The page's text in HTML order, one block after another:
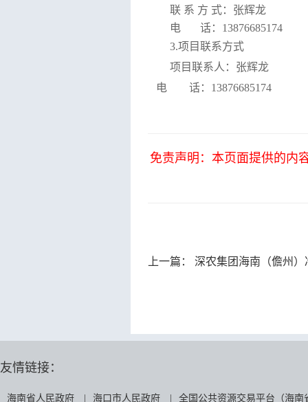
联 系 方 式： 张辉龙
电
话： 13876685174
3.项目联系方式
项目联系人： 张辉龙
电 话： 13876685174
免责声明：本页面提供的内
上一篇： 深农集团海南（儋州）冷链集配中心项目一期工程（暂估工程：排烟天
友情链接：
海南省人民政府 海口市人民政府 全国公共资源交易平台（海南